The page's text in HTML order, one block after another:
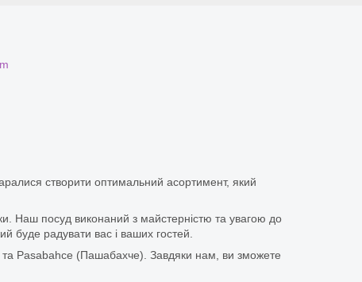
створити оптимальний асортимент, який
Наш посуд виконаний з майстерністю та увагою до
буде радувати вас і ваших гостей.
Pasabahce (Пашабахче). Завдяки нам, ви зможете